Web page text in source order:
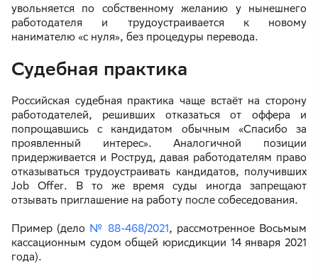
увольняется по собственному желанию у нынешнего
работодателя и трудоустраивается к новому
нанимателю «с нуля», без процедуры перевода.
Судебная практика
Российская судебная практика чаще встаёт на сторону
работодателей, решивших отказаться от оффера и
попрощавшись с кандидатом обычным «Спасибо за
проявленный интерес». Аналогичной позиции
придерживается и Роструд, давая работодателям право
отказываться трудоустраивать кандидатов, получивших
Job Offer. В то же время суды иногда запрещают
отзывать приглашение на работу после собеседования.
Пример (дело № 88-468/2021, рассмотренное Восьмым
кассационным судом общей юрисдикции 14 января 2021
года).